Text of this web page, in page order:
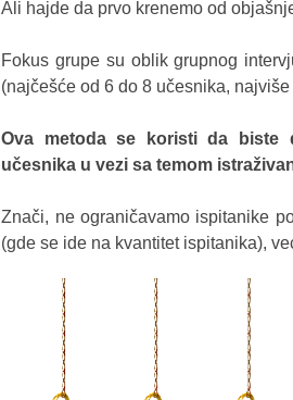
Ali hajde da prvo krenemo od
Fokus grupe su oblik grupnog
(najčešće od 6 do 8 učesnika,
Ova metoda se koristi da biste
učesnika u vezi sa temom
Znači, ne ograničavamo ispitanike
(gde se ide na kvantitet ispitanika),